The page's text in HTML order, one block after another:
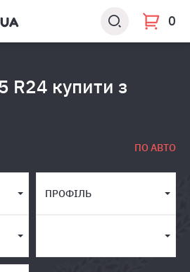
0
купити з
ПО АВТО
ПРОФІЛЬ